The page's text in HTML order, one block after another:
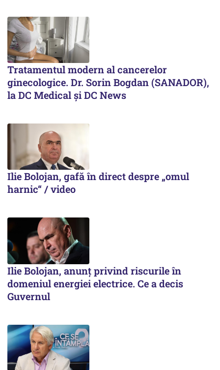
Tratamentul modern al cancerelor
ginecologice. Dr. Sorin Bogdan (SANADOR),
la DC Medical și DC News
Ilie Bolojan, gafă în direct despre „omul
harnic“ / video
Ilie Bolojan, anunț privind riscurile în
domeniul energiei electrice. Ce a decis
Guvernul